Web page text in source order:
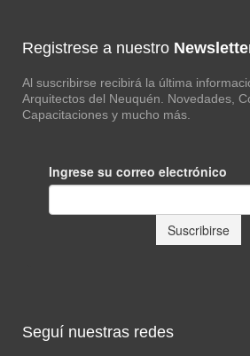
Registrese a nuestro
Al suscribirse recibirá la última
Arquitectos del Neuquén. Novedades,
Capacitaciones y mucho más.
Seguí nuestras redes